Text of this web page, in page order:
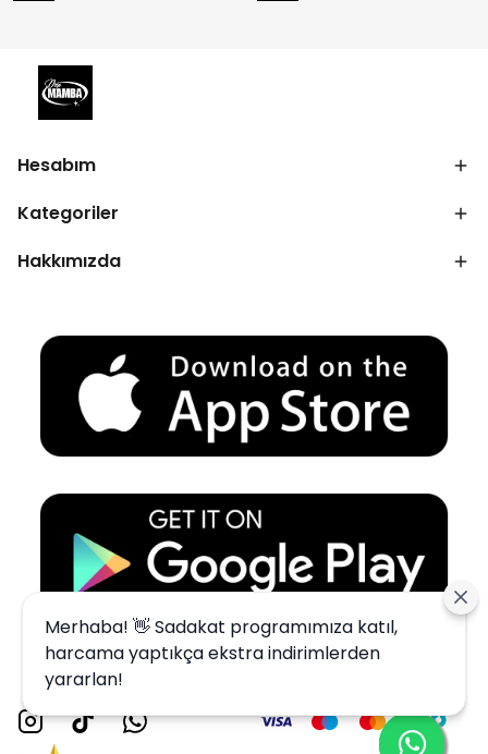
Hesabım
Kategoriler
Hakkımızda
Merhaba! 👋 Sadakat programımıza katıl,
harcama yaptıkça ekstra indirimlerden
yararlan!